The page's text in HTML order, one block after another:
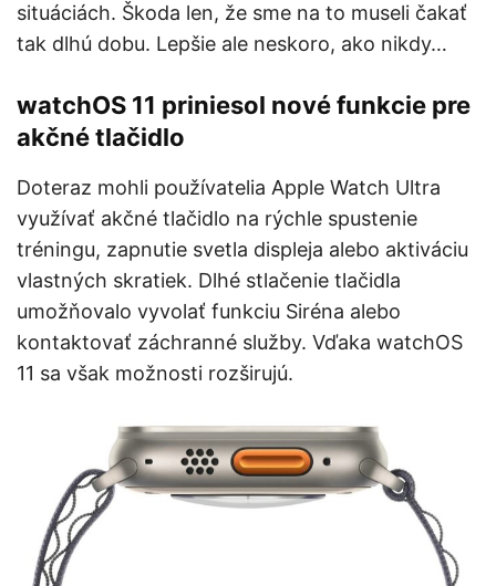
situáciách. Škoda len, že sme na to museli čakať
tak dlhú dobu. Lepšie ale neskoro, ako nikdy…
watchOS 11 priniesol nové funkcie pre
akčné tlačidlo
Doteraz mohli používatelia Apple Watch Ultra
využívať akčné tlačidlo na rýchle spustenie
tréningu, zapnutie svetla displeja alebo aktiváciu
vlastných skratiek. Dlhé stlačenie tlačidla
umožňovalo vyvolať funkciu Siréna alebo
kontaktovať záchranné služby. Vďaka watchOS
11 sa však možnosti rozširujú.